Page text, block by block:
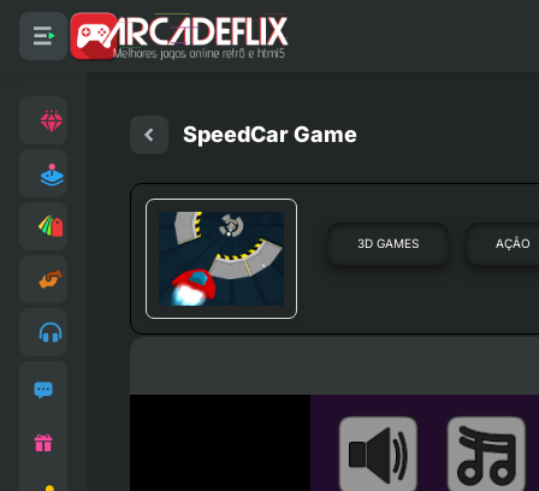
SpeedCar Game
3D GAMES AÇÃO